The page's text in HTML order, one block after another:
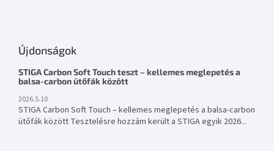
Újdonságok
STIGA Carbon Soft Touch teszt – kellemes meglepetés a
balsa-carbon ütőfák között
2026.5.10
STIGA Carbon Soft Touch – kellemes meglepetés a balsa-carbon
ütőfák között Tesztelésre hozzám került a STIGA egyik 2026...